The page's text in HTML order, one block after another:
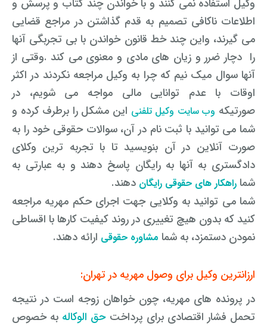
وکیل استفاده نمی کنند و با خواندن چند کتاب و پرسش و
اطلاعات ناکافی تصمیم به قدم گذاشتن در مراجع قضایی
می گیرند، واین چند خط قانون خواندن با بی تجربگی آنها
را دچار ضرر و زیان های مادی و معنوی می کند .وقتی از
آنها سوال میک نیم که چرا به وکیل مراجعه نکردند در اکثر
اوقات با عدم توانایی مالی مواجه می شویم، در
صورتیکه وب سایت وکیل تلفنی این مشکل را برطرف کرده و
شما می توانید با ثبت نام در آن، سوالات حقوقی خود را به
صورت آنلاین در آن بنویسید تا با تجربه ترین وکلای
دادگستری به آنها به رایگان پاسخ دهند و به عبارتی به
شما راهکار های حقوقی رایگان دهند.
شما می توانید به وکلایی جهت اجرای حکم مهریه مراجعه
کنید که بدون هیچ تغییری در روند کیفیت کارها با اقساطی
نمودن دستمزد، به شما مشاوره حقوقی ارائه دهند.
ارزانترین وکیل برای وصول مهریه در تهران:
در پرونده های مهریه، چون خواهان زوجه است در نتیجه
تحمل فشار اقتصادی برای پرداختحق الوکاله به خصوص